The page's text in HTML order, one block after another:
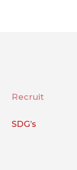
Recruit
SDG’s